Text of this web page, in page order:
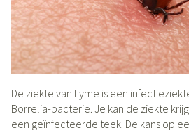
De ziekte van Lyme is een
Borrelia-bacterie. Je kan de ziekte
een geïnfecteerde teek. De kans op